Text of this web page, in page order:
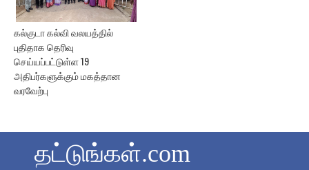
கல்குடா கல்வி வலயத்தில்
புதிதாக தெரிவு
செய்யப்பட்டுள்ள 19
அதிபர்களுக்கும் மகத்தான
வரவேற்பு
தட்டுங்கள்.com